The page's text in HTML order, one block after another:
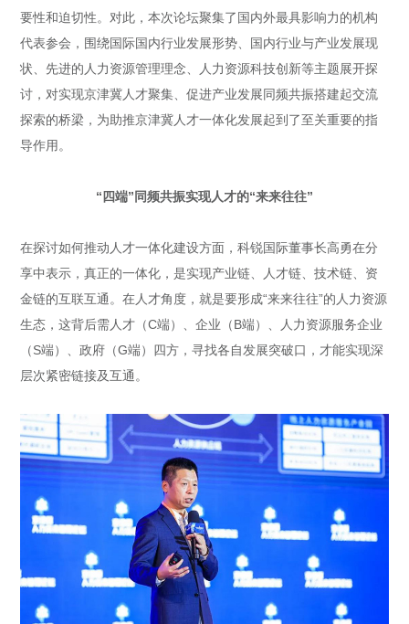
要性和迫切性。对此，本次论坛聚集了国内外最具影响力的机构
代表参会，围绕国际国内行业发展形势、国内行业与产业发展现
状、先进的人力资源管理理念、人力资源科技创新等主题展开探
讨，对实现京津冀人才聚集、促进产业发展同频共振搭建起交流
探索的桥梁，为助推京津冀人才一体化发展起到了至关重要的指
导作用。
“四端”同频共振实现人才的“来来往往”
在探讨如何推动人才一体化建设方面，科锐国际董事长高勇在分
享中表示，真正的一体化，是实现产业链、人才链、技术链、资
金链的互联互通。在人才角度，就是要形成“来来往往”的人力资源
生态，这背后需人才（C端）、企业（B端）、人力资源服务企业
（S端）、政府（G端）四方，寻找各自发展突破口，才能实现深
层次紧密链接及互通。